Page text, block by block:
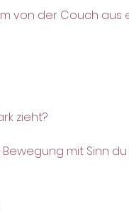
von der Couch aus
zieht?
mit Sinn